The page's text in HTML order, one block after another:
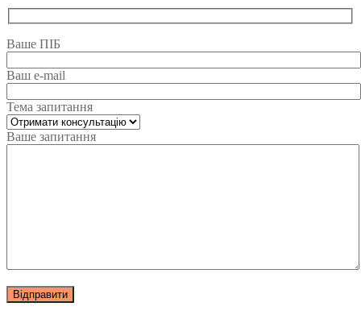
Ваше ПІБ
Ваш e-mail
Тема запитання
Ваше запитання